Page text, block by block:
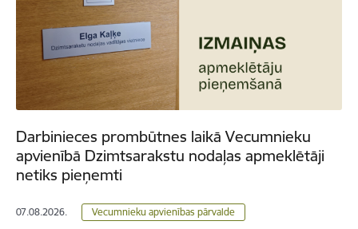
Darbinieces prombūtnes laikā Vecumnieku
apvienībā Dzimtsarakstu nodaļas apmeklētāji
netiks pieņemti
07.08.2026. Vecumnieku apvienības pārvalde